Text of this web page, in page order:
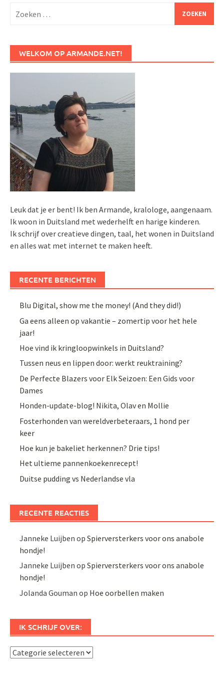
naar:
WELKOM OP ARMANDE.NET!
Leuk dat je er bent! Ik ben Armande, kralologe, aangenaam.
Ik woon in Duitsland met wederhelft en harige kinderen.
Ik schrijf over creatieve dingen, taal, het wonen in Duitsland
en alles wat met internet te maken heeft.
RECENTE BERICHTEN
Blu Digital, show me the money! (And they did!)
Ga eens alleen op vakantie – zomertip voor het hele
jaar!
Hoe vind ik kringloopwinkels in Duitsland?
Tussen neus en lippen door: werkt reuktraining?
De Perfecte Blazers voor Elk Seizoen: Een Gids voor
Dames
Honden-update-blog! Nikita, Olav en Mollie
Fosterhonden van wereldverbeteraars, 1 hond per
keer
Hoe kun je bakeliet herkennen? Drie tips!
Het ultieme pannenkoekenrecept!
Duitse pudding vs Nederlandse vla
RECENTE REACTIES
Janneke Luijben opSpierversterkers voor ons anabole
hondje!
Janneke Luijben opSpierversterkers voor ons anabole
hondje!
Jolanda Gouman op Hoe oorbellen maken
IK SCHRIJF OVER:
Ik